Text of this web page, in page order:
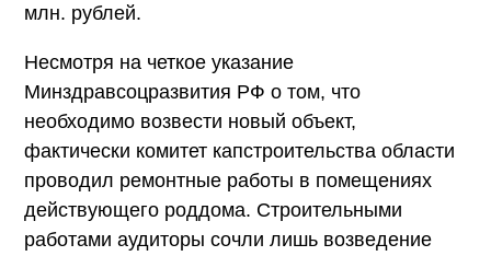
млн. рублей.
Несмотря на четкое указание
Минздравсоцразвития РФ о том, что
необходимо возвести новый объект,
фактически комитет капстроительства области
проводил ремонтные работы в помещениях
действующего роддома. Строительными
работами аудиторы сочли лишь возведение